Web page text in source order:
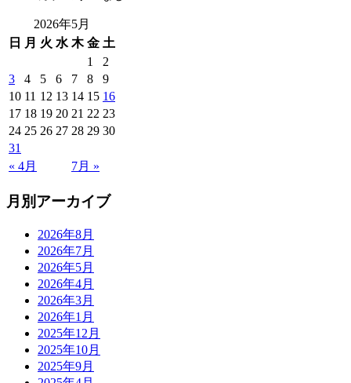
2026年5月
日
月 火 水 木 金 土
« 4月 7月 »
1
2
3
4 5 6 7 8
9
10 11 12 13 14 15 16
17 18 19 20 21 22 23
24 25 26 27 28 29 30
31
月別アーカイブ
2026年8月
2026年7月
2026年5月
2026年4月
2026年3月
2026年1月
2025年12月
2025年10月
2025年9月